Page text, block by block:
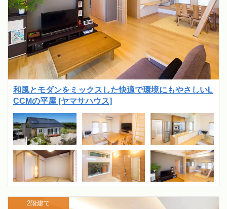
和風とモダンをミックスした快適で環境にもやさしいL
CCMの平屋 [ヤマサハウス]
2階建て